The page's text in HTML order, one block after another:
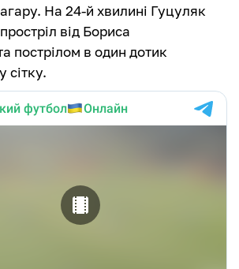
На 24-й хвилині Гуцуляк
від Бориса
пострілом в один дотик
сітку.